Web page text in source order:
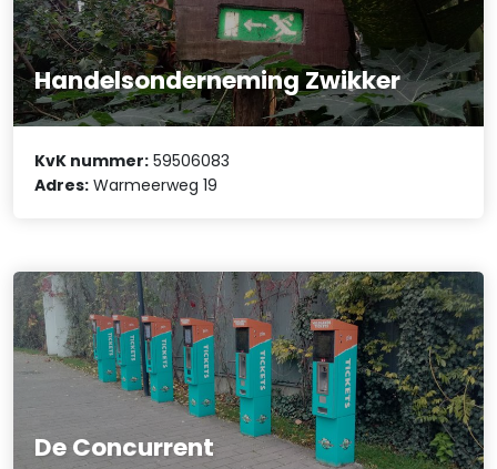
Handelsonderneming Zwikker
KvK nummer: 59506083
Adres: Warmeerweg 19
De Concurrent